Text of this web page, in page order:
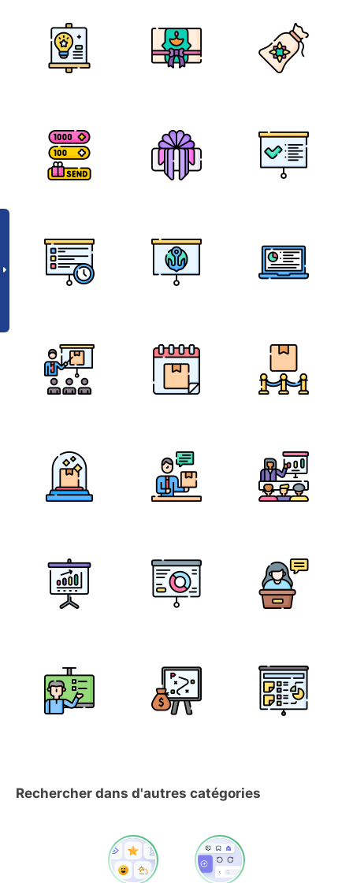
Rechercher dans d'autres catégories